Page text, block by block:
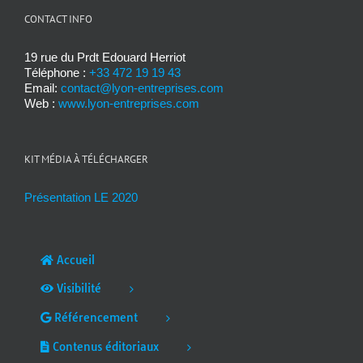
CONTACT INFO
19 rue du Prdt Edouard Herriot
Téléphone : +33 472 19 19 43
Email: contact@lyon-entreprises.com
Web : www.lyon-entreprises.com
KIT MÉDIA À TÉLÉCHARGER
Présentation LE 2020
Accueil
Visibilité
Référencement
Contenus éditoriaux